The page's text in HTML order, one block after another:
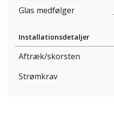
Glas medfølger
Installationsdetaljer
Aftræk/skorsten
Strømkrav